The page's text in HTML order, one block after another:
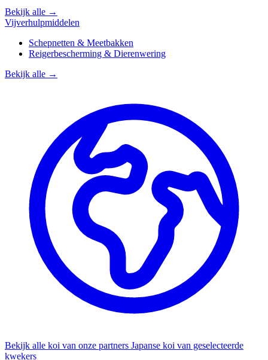
Bekijk alle →
Vijverhulpmiddelen
Schepnetten & Meetbakken
Reigerbescherming & Dierenwering
Bekijk alle →
Bekijk alle koi van onze partners Japanse koi van geselecteerde
kwekers